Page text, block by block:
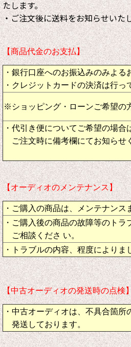
たします。
・ご注文後に送料をお知らせいた
【商品代金のお支払】
・銀行口座へのお振込みのみよ
・クレジットカードの決済は行っ
※ショッピング・ローンご希望の
・代引き便についてご希望の場合
ご注文時に備考欄にてお知らせ
【オーディオのメンテナンス】
・ご購入の商品は、メンテナン
・ご購入後の商品の故障等のト
ご相談くださ い。
・トラブルの内容、程度により
【中古オーディオの発送時の点検
・中古オーディオは、不具合箇
発送しております。